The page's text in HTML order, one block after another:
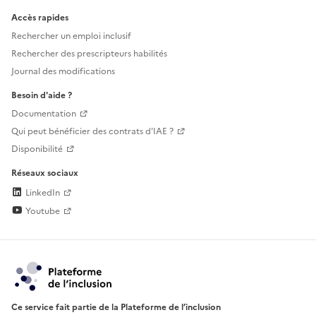
Accès rapides
Rechercher un emploi inclusif
Rechercher des prescripteurs habilités
Journal des modifications
Besoin d'aide ?
Documentation
Qui peut bénéficier des contrats d'IAE ?
Disponibilité
Réseaux sociaux
LinkedIn
Youtube
Ce service fait partie de la Plateforme de l’inclusion